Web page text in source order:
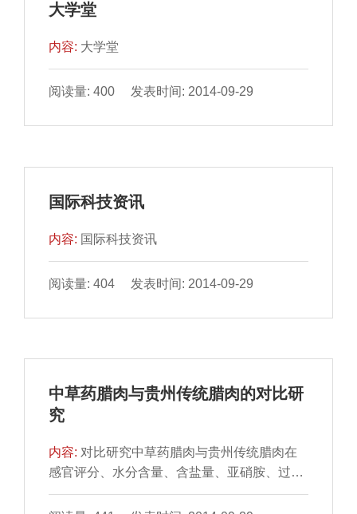
大学堂
内容: 大学堂
阅读量: 400 发表时间: 2014-09-29
国际科技资讯
内容: 国际科技资讯
阅读量: 404 发表时间: 2014-09-29
中草药腊肉与贵州传统腊肉的对比研
究
内容: 对比研究中草药腊肉与贵州传统腊肉在
感官评分、水分含量、含盐量、亚硝胺、过氧
化值和酸价的差异。 结果表明：中草药腊肉4